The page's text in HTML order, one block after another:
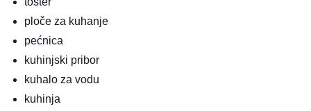
ploče za kuhanje
pećnica
kuhinjski pribor
kuhalo za vodu
kuhinja